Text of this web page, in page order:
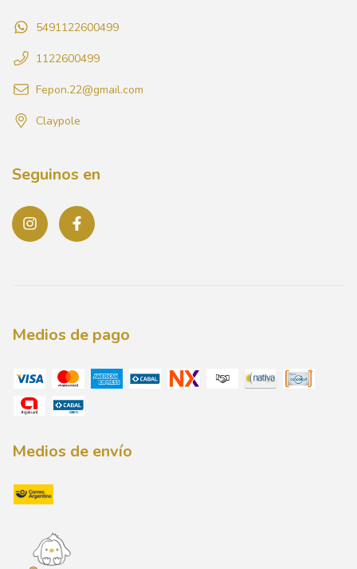
5491122600499
1122600499
Fepon.22@gmail.com
Claypole
Seguinos en
Medios de pago
Medios de envío